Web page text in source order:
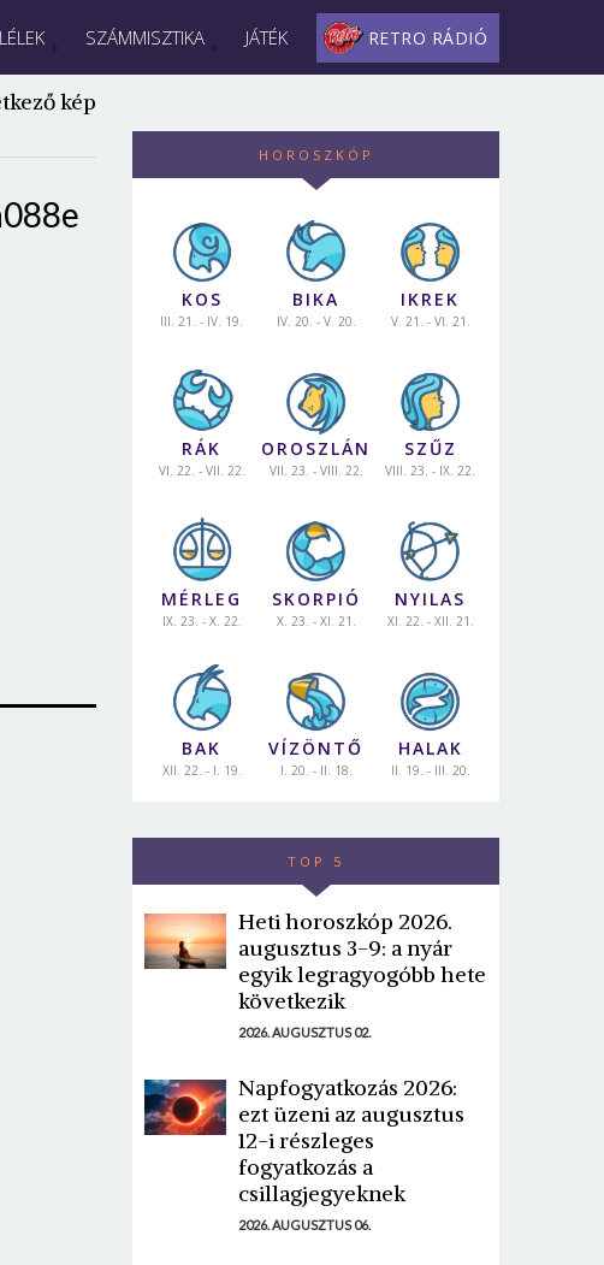
SZÁMMISZTIKA JÁTÉK RETRO RÁDIÓ
kép
HOROSZKÓP
KOS
III. 21. - IV. 19.
BIKA
IV. 20. - V. 20.
IKREK
V. 21. - VI. 21.
RÁK
VI. 22. - VII. 22.
OROSZLÁN
VII. 23. - VIII. 22.
SZŰZ
VIII. 23. - IX. 22.
MÉRLEG
IX. 23. - X. 22.
SKORPIÓ
X. 23. - XI. 21.
NYILAS
XI. 22. - XII. 21.
BAK
XII. 22. - I. 19.
VÍZÖNTŐ
I. 20. - II. 18.
HALAK
II. 19. - III. 20.
TOP 5
Heti horoszkóp 2026.
augusztus 3-9: a nyár
egyik legragyogóbb hete
következik
2026. AUGUSZTUS 02.
Napfogyatkozás 2026:
ezt üzeni az augusztus
12-i részleges
fogyatkozás a
csillagjegyeknek
2026. AUGUSZTUS 06.